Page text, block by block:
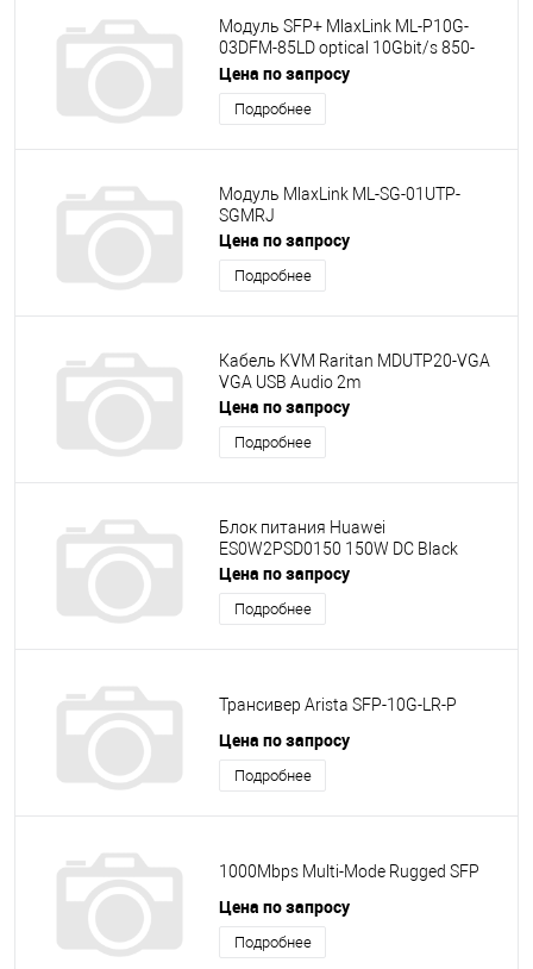
Модуль SFP+ MlaxLink ML-P10G-
03DFM-85LD optical 10Gbit/s 850-
300m SFP+ LC
Цена по запросу
Подробнее
Модуль MlaxLink ML-SG-01UTP-
SGMRJ
Цена по запросу
Подробнее
Кабель KVM Raritan MDUTP20-VGA
VGA USB Audio 2m
Цена по запросу
Подробнее
Блок питания Huawei
ES0W2PSD0150 150W DC Black
Цена по запросу
Подробнее
Трансивер Arista SFP-10G-LR-P
Цена по запросу
Подробнее
1000Mbps Multi-Mode Rugged SFP
Цена по запросу
Подробнее